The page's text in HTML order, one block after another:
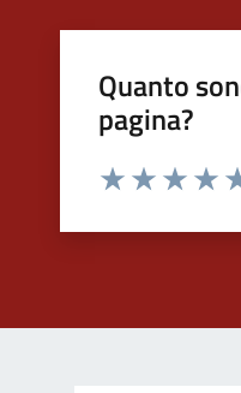
Quanto
pagina?